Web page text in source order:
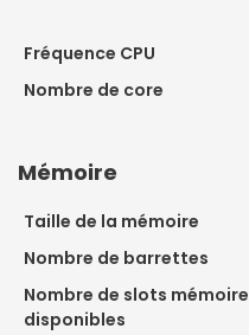
Fréquence CPU
Nombre de core
Mémoire
Taille de la mémoire
Nombre de barrettes
Nombre de slots mémoire
disponibles